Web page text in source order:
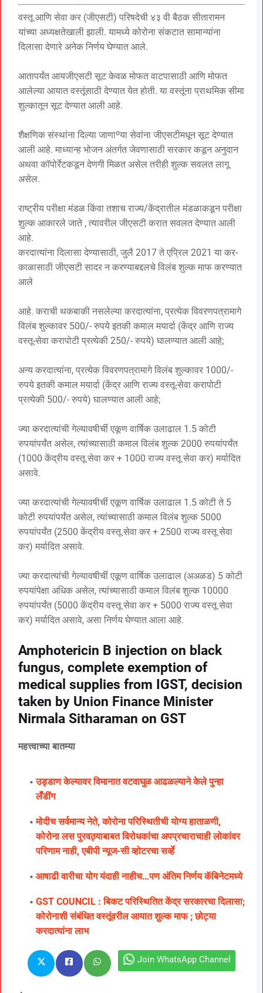
वस्तू आणि सेवा कर (जीएसटी) परिषदेची ४३ वी बैठक सीतारामन
यांच्या अध्यक्षतेखाली झाली. यामध्ये कोरोना संकटात सामान्यांना
दिलासा देणारे अनेक निर्णय घेण्यात आले.
आतापर्यंत आयजीएसटी सूट केवळ मोफत वाटपासाठी आणि मोफत
आलेल्या आयात वस्तूंसाठी देण्यात येत होती. या वस्तूंना प्राथमिक सीमा
शुल्कातून सूट देण्यात आली आहे.
शैक्षणिक संस्थांना दिल्या जाणाºया सेवांना जीएसटीमधून सूट देण्यात
आली आहे. माध्यान्ह भोजन अंतर्गत जेवणासाठी सरकार कडून अनुदान
अथवा कॉपोर्रेटकडून देणगी मिळत असेल तरीही शुल्क सवलत लागू
असेल.
राष्ट्रीय परीक्षा मंडळ किंवा तशाच राज्य/केंद्रातील मंडळाकडून परीक्षा
शुल्क आकारले जाते , त्यावरील जीएसटी करात सवलत देण्यात आली
आहे.
करदात्यांना दिलासा देण्यासाठी, जुलै 2017 ते एप्रिल 2021 या कर-
काळासाठी जीएसटी सादर न करण्याबद्दलचे विलंब शुल्क माफ करण्यात
आले
आहे. कराची थकबाकी नसलेल्या करदात्यांना, प्रत्येक विवरणपत्रामागे
विलंब शुल्कावर 500/- रुपये इतकी कमाल मयार्दा (केंद्र आणि राज्य
वस्तू-सेवा करापोटी प्रत्येकी 250/- रुपये) घालण्यात आली आहे;
अन्य करदात्यांना, प्रत्येक विवरणपत्रामागे विलंब शुल्कावर 1000/-
रुपये इतकी कमाल मयार्दा (केंद्र आणि राज्य वस्तू-सेवा करापोटी
प्रत्येकी 500/- रुपये) घालण्यात आली आहे;
ज्या करदात्यांची गेल्यावषीर्ची एकूण वार्षिक उलाढाल 1.5 कोटी
रुपयांपर्यंत असेल, त्यांच्यासाठी कमाल विलंब शुल्क 2000 रुपयांपर्यंत
(1000 केंद्रीय वस्तू सेवा कर + 1000 राज्य वस्तू सेवा कर) मर्यादित
असावे.
ज्या करदात्यांची गेल्यावषीर्ची एकूण वार्षिक उलाढाल 1.5 कोटी ते 5
कोटी रुपयांपर्यंत असेल, त्यांच्यासाठी कमाल विलंब शुल्क 5000
रुपयांपर्यंत (2500 केंद्रीय वस्तू सेवा कर + 2500 राज्य वस्तू सेवा
कर) मर्यादित असावे.
ज्या करदात्यांची गेल्यावषीर्ची एकूण वार्षिक उलाढाल (अअळड) 5 कोटी
रुपयांपेक्षा अधिक असेल, त्यांच्यासाठी कमाल विलंब शुल्क 10000
रुपयांपर्यंत (5000 केंद्रीय वस्तू सेवा कर + 5000 राज्य वस्तू सेवा
कर) मर्यादित असावे, असा निर्णय घेण्यात आला आहे.
Amphotericin B injection on black
fungus, complete exemption of
medical supplies from IGST, decision
taken by Union Finance Minister
Nirmala Sitharaman on GST
महत्त्वाच्या बातम्या
उड्डाण केल्यावर विमानात वटवाघुळ आढळल्याने केले पुन्हा
लॅँडींग
मोदीच सर्वमान्य नेते, कोरोना परिस्थितीची योग्य हाताळणी,
कोरोना लस पुरवठ्याबाबत विरोधकांचा अपप्रचाराचाही लोकांवर
परिणाम नाही, एबीपी न्यूज-सी व्होटरचा सर्व्हे
आषाढी वारीचा योग यंदाही नाहीच…पण अंतिम निर्णय कॅबिनेटमध्ये
GST COUNCIL : बिकट परिस्थितित केंद्र सरकारचा दिलासा;
कोरोनाशी संबंधित वस्तूंवरील आयात शुल्क माफ ; छोट्या
करदात्यांना लाभ
Join WhatsApp Channel